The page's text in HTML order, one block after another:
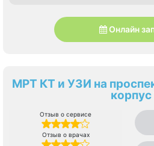
Онлайн
МРТ КТ и УЗИ на
корпус
Отзыв о сервисе
Отзыв о врачах